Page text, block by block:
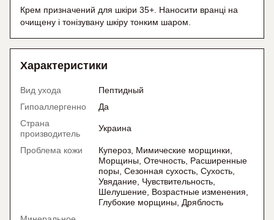
Крем призначений для шкіри 35+. Наносити вранці на
очищену і тонізувану шкіру тонким шаром.
Характеристики
Вид ухода
Пептидный
Гипоаллергенно
Да
Страна
производитель
Украина
Проблема кожи
Купероз, Мимические морщинки,
Морщины, Отечность, Расширенные
поры, Сезонная сухость, Сухость,
Увядание, Чувствительность,
Шелушение, Возрастные изменения,
Глубокие морщины, Дряблость